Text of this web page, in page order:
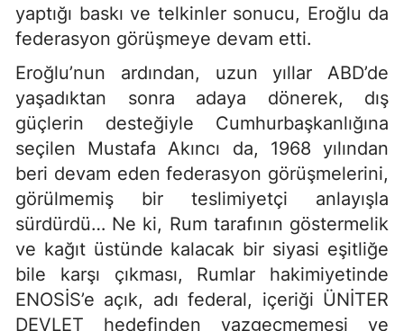
yaptığı baskı ve telkinler sonucu, Eroğlu da
federasyon görüşmeye devam etti.
Eroğlu’nun ardından, uzun yıllar ABD’de
yaşadıktan sonra adaya dönerek, dış
güçlerin desteğiyle Cumhurbaşkanlığına
seçilen Mustafa Akıncı da, 1968 yılından
beri devam eden federasyon görüşmelerini,
görülmemiş bir teslimiyetçi anlayışla
sürdürdü… Ne ki, Rum tarafının göstermelik
ve kağıt üstünde kalacak bir siyasi eşitliğe
bile karşı çıkması, Rumlar hakimiyetinde
ENOSİS’e açık, adı federal, içeriği ÜNİTER
DEVLET hedefinden vazgeçmemesi ve